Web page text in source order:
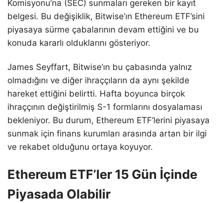
Komisyonu’na (SEC) sunmaları gereken bir kayıt
belgesi. Bu değişiklik, Bitwise’ın Ethereum ETF’sini
piyasaya sürme çabalarının devam ettiğini ve bu
konuda kararlı olduklarını gösteriyor.
James Seyffart, Bitwise’ın bu çabasında yalnız
olmadığını ve diğer ihraççıların da aynı şekilde
hareket ettiğini belirtti. Hafta boyunca birçok
ihraççının değiştirilmiş S-1 formlarını dosyalaması
bekleniyor. Bu durum, Ethereum ETF’lerini piyasaya
sunmak için finans kurumları arasında artan bir ilgi
ve rekabet olduğunu ortaya koyuyor.
Ethereum ETF’ler 15 Gün İçinde
Piyasada Olabilir